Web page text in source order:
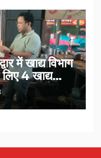
में खाद्य विभाग
लिए 4 खाद्य